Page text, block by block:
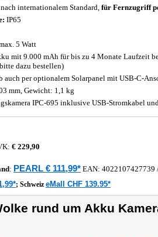
nach internationalem Standard, für Fernzugriff
IP65
5 Watt
mit 9.000 mAh für bis zu 4 Monate Laufzeit
dazu bestellen)
auch per optionalem Solarpanel mit USB-C-
mm, Gewicht: 1,1 kg
IPC-695 inklusive USB-Stromkabel
€ 229,90
: PEARL € 111,99* EAN: 4022107427739
; Schweiz eMall CHF 139.95*
rund um Akku